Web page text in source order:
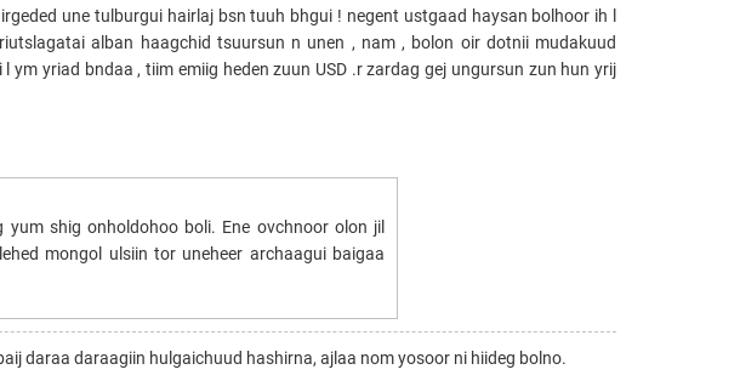
une tulburgui hairlaj bsn tuuh bhgui ! negent ustgaad haysan bolhoor ih l
alban haagchid tsuursun n unen , nam , bolon oir dotnii mudakuud
ym yriad bndaa , tiim emiig heden zuun USD .r zardag gej ungursun zun hun yrij
yum shig onholdohoo boli. Ene ovchnoor olon jil
mongol ulsiin tor uneheer archaagui baigaa
daraa daraagiin hulgaichuud hashirna, ajlaa nom yosoor ni hiideg bolno.